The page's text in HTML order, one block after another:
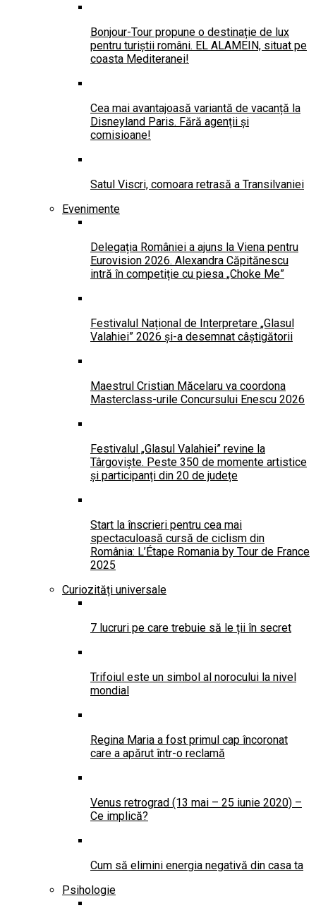
Bonjour-Tour propune o destinație de lux
pentru turiștii români. EL ALAMEIN, situat pe
coasta Mediteranei!
Cea mai avantajoasă variantă de vacanță la
Disneyland Paris. Fără agenții și
comisioane!
Satul Viscri, comoara retrasă a Transilvaniei
Evenimente
Delegația României a ajuns la Viena pentru
Eurovision 2026. Alexandra Căpitănescu
intră în competiție cu piesa „Choke Me”
Festivalul Național de Interpretare „Glasul
Valahiei” 2026 și-a desemnat câștigătorii
Maestrul Cristian Măcelaru va coordona
Masterclass-urile Concursului Enescu 2026
Festivalul „Glasul Valahiei” revine la
Târgoviște. Peste 350 de momente artistice
și participanți din 20 de județe
Start la înscrieri pentru cea mai
spectaculoasă cursă de ciclism din
România: L’Étape Romania by Tour de France
2025
Curiozități universale
7 lucruri pe care trebuie să le ții în secret
Trifoiul este un simbol al norocului la nivel
mondial
Regina Maria a fost primul cap încoronat
care a apărut într-o reclamă
Venus retrograd (13 mai – 25 iunie 2020) –
Ce implică?
Cum să elimini energia negativă din casa ta
Psihologie